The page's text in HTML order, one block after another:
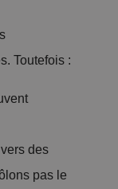
Toutefois :
des
pas le